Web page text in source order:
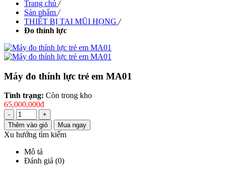
Trang chủ /
Sản phẩm /
THIẾT BỊ TAI MŨI HỌNG /
Đo thính lực
Máy đo thính lực trẻ em MA01
Tình trạng: Còn trong kho
65,000,000đ
-
+
Thêm vào giỏ
Mua ngay
Xu hướng tìm kiếm
Mô tả
Đánh giá (0)